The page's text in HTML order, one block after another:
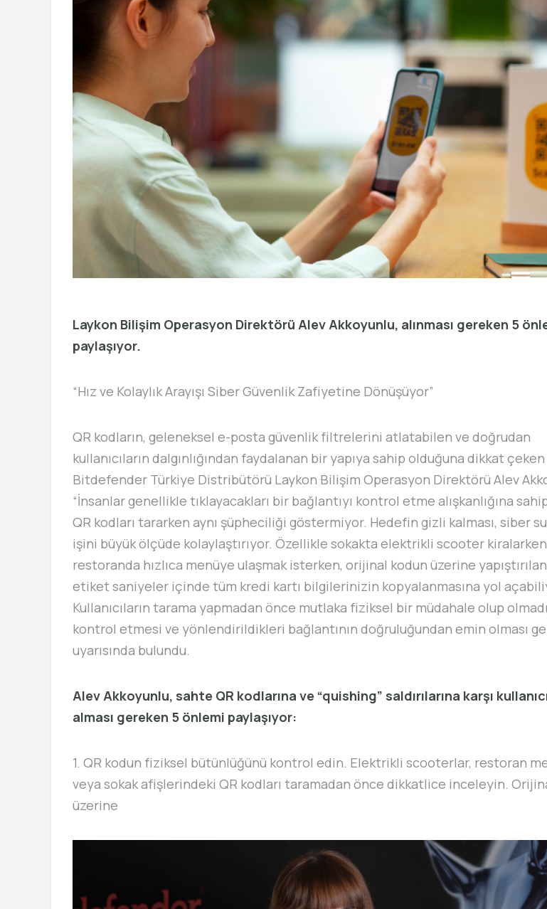
Laykon Bilişim Operasyon Direktörü Alev Akkoyunlu, alınması gereken 5
paylaşıyor.
“Hız ve Kolaylık Arayışı Siber Güvenlik Zafiyetine Dönüşüyor”
QR kodların, geleneksel e-posta güvenlik filtrelerini atlatabilen ve doğrudan
kullanıcıların dalgınlığından faydalanan bir yapıya sahip olduğuna dikkat çeken
Bitdefender Türkiye Distribütörü Laykon Bilişim Operasyon Direktörü Alev
“İnsanlar genellikle tıklayacakları bir bağlantıyı kontrol etme alışkanlığına
QR kodları tararken aynı şüpheciliği göstermiyor. Hedefin gizli kalması, siber
işini büyük ölçüde kolaylaştırıyor. Özellikle sokakta elektrikli scooter
restoranda hızlıca menüye ulaşmak isterken, orijinal kodun üzerine
etiket saniyeler içinde tüm kredi kartı bilgilerinizin kopyalanmasına yol
Kullanıcıların tarama yapmadan önce mutlaka fiziksel bir müdahale olup
kontrol etmesi ve yönlendirildikleri bağlantının doğruluğundan emin olması
uyarısında bulundu.
Alev Akkoyunlu, sahte QR kodlarına ve “quishing” saldırılarına karşı
alması gereken 5 önlemi paylaşıyor:
1. QR kodun fiziksel bütünlüğünü kontrol edin. Elektrikli scooterlar, restoran
veya sokak afişlerindeki QR kodları taramadan önce dikkatlice inceleyin.
üzerine